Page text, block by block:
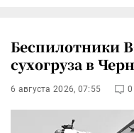
Беспилотники
сухогруза в
6 августа 2026, 07:55 0